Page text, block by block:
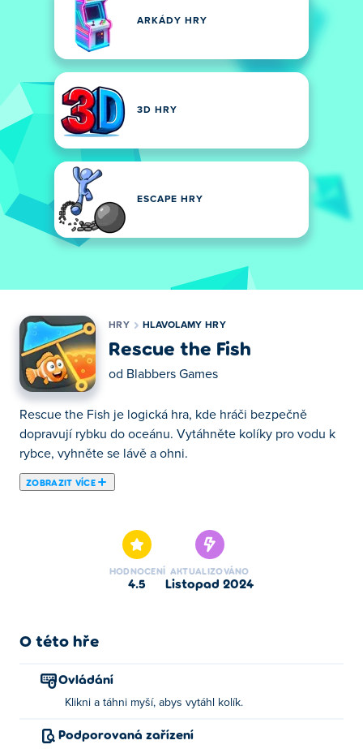
ARKÁDY HRY
3D HRY
ESCAPE HRY
HRY HLAVOLAMY HRY
Rescue the Fish
od Blabbers Games
Rescue the Fish je logická hra, kde hráči bezpečně
dopravují rybku do oceánu. Vytáhněte kolíky pro vodu k
rybce, vyhněte se lávě a ohni.
ZOBRAZIT VÍCE
správné špendlíky, abyste pomohli rybám pohybovat se
vpřed a zároveň se vyhnuli smrtelným nebezpečím, jako
je oheň, mrazivý led, motorové pily a další nebezpečí.
zkuste to znovu! Dokážete úspěšně zachránit rybu a
Jak hrát Rescue the Fish?
Kliknutím a tažením špendlík vytáhněte.
HODNOCENÍ
4.5
AKTUALIZOVÁNO
listopad 2024
O této hře
Ovládání
Klikni a táhni myší, abys vytáhl kolík.
Podporovaná zařízení